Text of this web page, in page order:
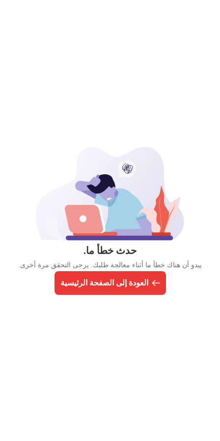
حدث خطأ ما.
يبدو أن هناك خطأ ما أثناء معالجة طلبك. يرجى التحقق مرة أخرى.
العودة إلى الصفحة الرئيسية